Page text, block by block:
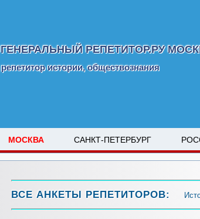
ГЕНЕРАЛЬНЫЙ РЕПЕТИТОР.РУ
репетитор истории, обществознания
МОСКВА САНКТ-ПЕТЕРБУРГ
ВСЕ АНКЕТЫ РЕПЕТИТОРОВ: